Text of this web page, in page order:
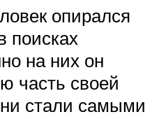
опирался
поисках
на них он
часть своей
стали самыми